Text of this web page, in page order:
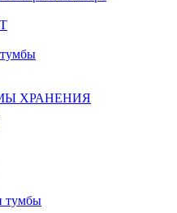
ХРАНЕНИЯ
тумбы